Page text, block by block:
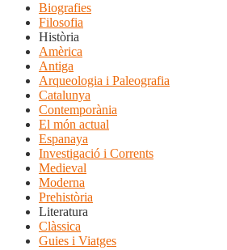
Biografies
Filosofia
Història
Amèrica
Antiga
Arqueologia i Paleografia
Catalunya
Contemporània
El món actual
Espanaya
Investigació i Corrents
Medieval
Moderna
Prehistòria
Literatura
Clàssica
Guies i Viatges